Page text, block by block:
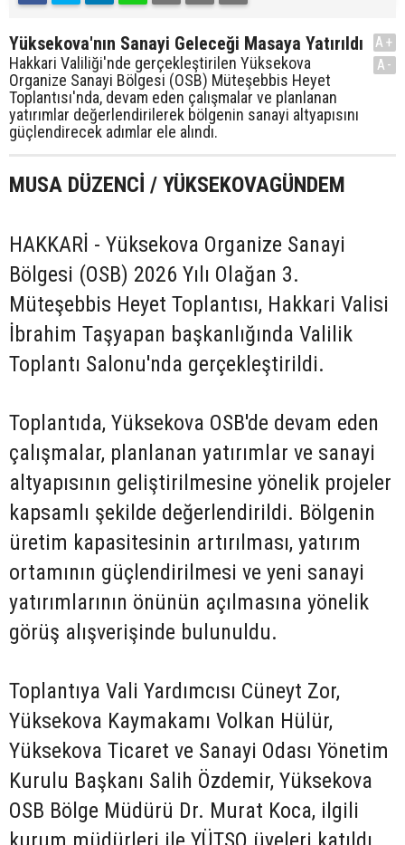
Yüksekova'nın Sanayi Geleceği Masaya Yatırıldı
Hakkari Valiliği'nde gerçekleştirilen Yüksekova
Organize Sanayi Bölgesi (OSB) Müteşebbis Heyet
Toplantısı'nda, devam eden çalışmalar ve planlanan
yatırımlar değerlendirilerek bölgenin sanayi altyapısını
güçlendirecek adımlar ele alındı.
A+
A-
MUSA DÜZENCİ / YÜKSEKOVAGÜNDEM
HAKKARİ - Yüksekova Organize Sanayi
Bölgesi (OSB) 2026 Yılı Olağan 3.
Müteşebbis Heyet Toplantısı, Hakkari Valisi
İbrahim Taşyapan başkanlığında Valilik
Toplantı Salonu'nda gerçekleştirildi.
Toplantıda, Yüksekova OSB'de devam eden
çalışmalar, planlanan yatırımlar ve sanayi
altyapısının geliştirilmesine yönelik projeler
kapsamlı şekilde değerlendirildi. Bölgenin
üretim kapasitesinin artırılması, yatırım
ortamının güçlendirilmesi ve yeni sanayi
yatırımlarının önünün açılmasına yönelik
görüş alışverişinde bulunuldu.
Toplantıya Vali Yardımcısı Cüneyt Zor,
Yüksekova Kaymakamı Volkan Hülür,
Yüksekova Ticaret ve Sanayi Odası Yönetim
Kurulu Başkanı Salih Özdemir, Yüksekova
OSB Bölge Müdürü Dr. Murat Koca, ilgili